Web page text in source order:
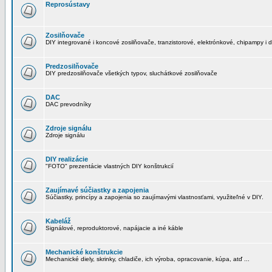
Reprosústavy
Zosilňovače
DIY integrované i koncové zosilňovače, tranzistorové, elektrónkové, chipampy i
Predzosilňovače
DIY predzosilňovače všetkých typov, sluchátkové zosilňovače
DAC
DAC prevodníky
Zdroje signálu
Zdroje signálu
DIY realizácie
"FOTO" prezentácie vlastných DIY konštrukcií
Zaujímavé súčiastky a zapojenia
Súčiastky, princípy a zapojenia so zaujímavými vlastnosťami, využiteľné v DIY.
Kabeláž
Signálové, reproduktorové, napájacie a iné káble
Mechanické konštrukcie
Mechanické diely, skrinky, chladiče, ich výroba, opracovanie, kúpa, atď ...